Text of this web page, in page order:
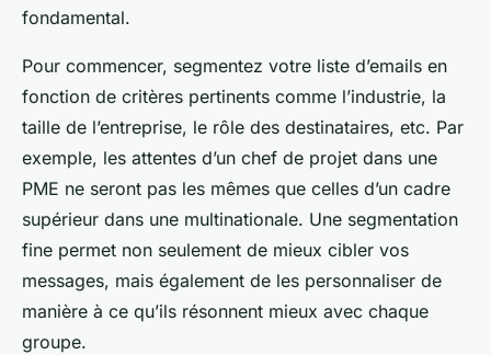
fondamental.
Pour commencer, segmentez votre liste d’emails en
fonction de critères pertinents comme l’industrie, la
taille de l’entreprise, le rôle des destinataires, etc. Par
exemple, les attentes d’un chef de projet dans une
PME ne seront pas les mêmes que celles d’un cadre
supérieur dans une multinationale. Une segmentation
fine permet non seulement de mieux cibler vos
messages, mais également de les personnaliser de
manière à ce qu’ils résonnent mieux avec chaque
groupe.